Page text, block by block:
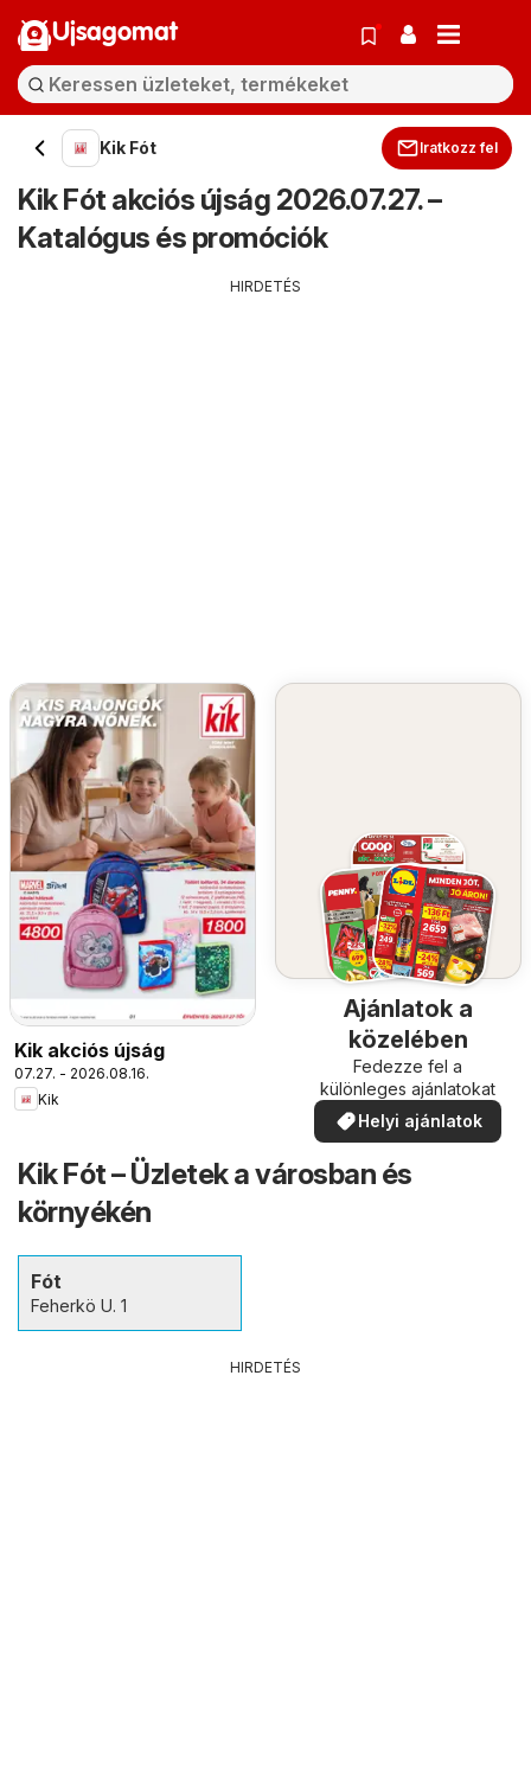
Ujsagomat
Kik Fót Iratkozz fel
Kik Fót akciós újság 2026.07.27. –
Katalógus és promóciók
HIRDETÉS
Kik akciós újság
07.27. - 2026.08.16.
Kik
Ajánlatok a
közelében
Fedezze fel a
különleges ajánlatokat
Helyi ajánlatok
Kik Fót – Üzletek a városban és
környékén
Fót
Feherkö U. 1
HIRDETÉS